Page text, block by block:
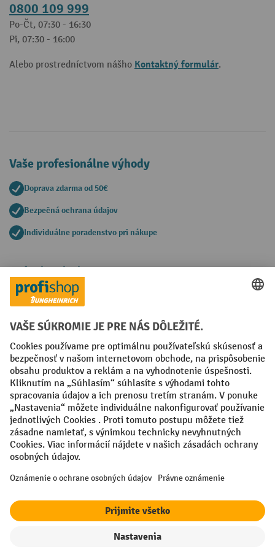
0800 109 999
Po-Čt, 07:30 - 16:30
Pi, 07:30 - 16:00
Alebo prostredníctvom nášho Kontaktný formulár.
Vaše profesionálne výhody
Doprava zdarma od 50€
Bezpečná ochrana údajov
Individuálne poradenstvo pri nákupe
Spôsoby platby
Creditcard (Master)Creditcard (Visa)
Faktúra Predplatba
Sociálne siete
Facebook
YouTube
LinkedIn
Nastavenia ochrany osobných údajov
All prices excl. VAT plusshipping costsand possible delivery charges,
¹ Zľava platí do vypredania zásob. Zľava sa nevzťahuje na špeciálne